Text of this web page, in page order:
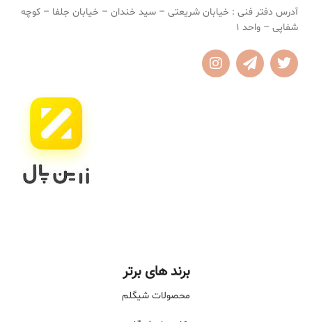
جلوه نهایی مات
آدرس دفتر فنی : خیابان شریعتی – سید خندان – خیابان جلفا – کوچه
شفاپی – واحد 1
برند های برتر
محصولات شیگلم